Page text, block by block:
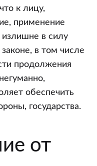
к лицу,
применение
излишне в силу
в том числе
продолжения
обеспечить
государства.
от